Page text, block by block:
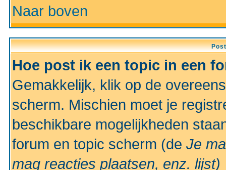
Naar boven
Hoe post ik een topic in een
Gemakkelijk, klik op de
scherm. Mischien moet je
beschikbare mogelijkheden
forum en topic scherm (de Je
mag reacties plaatsen, enz. lijst)